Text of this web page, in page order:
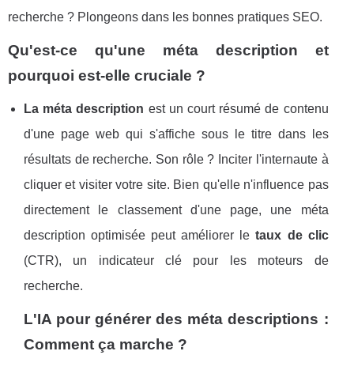
recherche ? Plongeons dans les bonnes pratiques SEO.
Qu'est-ce qu'une méta description et
pourquoi est-elle cruciale ?
La méta description est un court résumé de contenu
d'une page web qui s'affiche sous le titre dans les
résultats de recherche. Son rôle ? Inciter l'internaute à
cliquer et visiter votre site. Bien qu'elle n'influence pas
directement le classement d'une page, une méta
description optimisée peut améliorer letaux de clic
(CTR), un indicateur clé pour les moteurs de
recherche.
L'IA pour générer des méta descriptions :
Comment ça marche ?